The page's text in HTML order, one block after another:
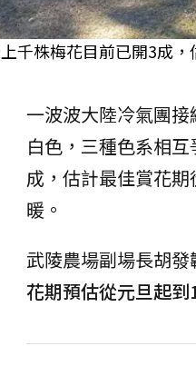
千株梅花目前已開3成
一波波大陸冷氣團
白色，三種色系相
成，估計最佳賞花
暖。
武陵農場副場長胡
花期預估從元旦起到